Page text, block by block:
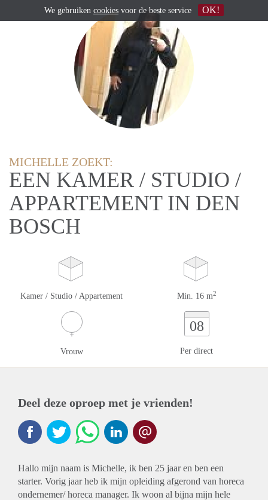
MICHELLE ZOEKT:
EEN KAMER / STUDIO /
APPARTEMENT IN DEN
BOSCH
Kamer / Studio / Appartement Min. 16 m2
Vrouw
08
Per direct
Deel deze oproep met je vrienden!
Hallo mijn naam is Michelle, ik ben 25 jaar en ben een
starter. Vorig jaar heb ik mijn opleiding afgerond van horeca
ondernemer/ horeca manager. Ik woon al bijna mijn hele
We gebruiken cookies voor de beste service OK!